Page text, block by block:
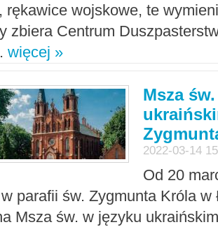
rękawice wojskowe, te
zbiera Centrum
więcej »
Msza
2022-03-14
Od 20
parafii św. Zygmunta Króla w
Msza św. w języku